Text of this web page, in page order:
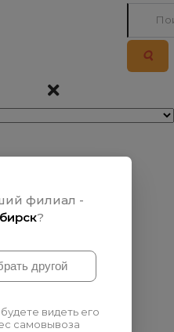
филиал -
?
видеть его
самовывоза